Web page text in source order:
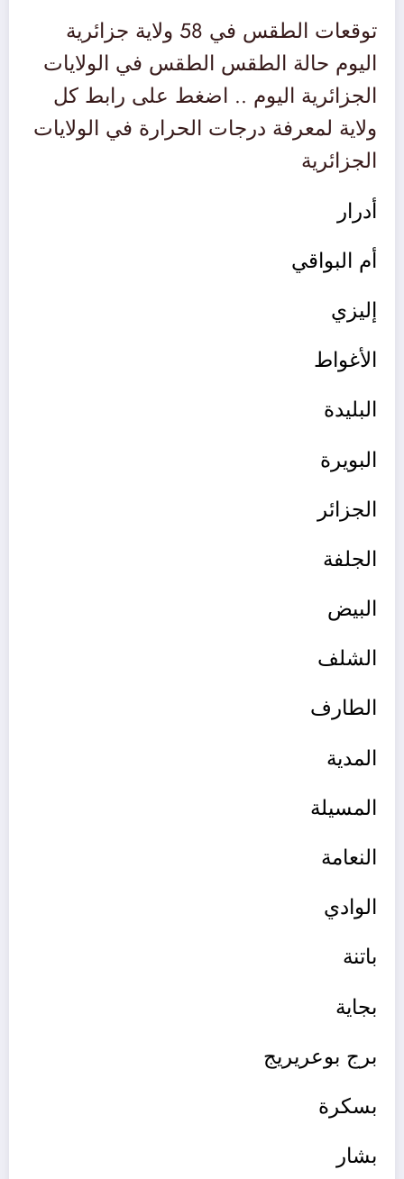
توقعات الطقس في 58 ولاية جزائرية
اليوم حالة الطقس الطقس في الولايات
الجزائرية اليوم .. اضغط على رابط كل
ولاية لمعرفة درجات الحرارة في الولايات
الجزائرية
أدرار
أم البواقي
إليزي
الأغواط
البليدة
البويرة
الجزائر
الجلفة
البيض
الشلف
الطارف
المدية
المسيلة
النعامة
الوادي
باتنة
بجاية
برج بوعريريج
بسكرة
بشار